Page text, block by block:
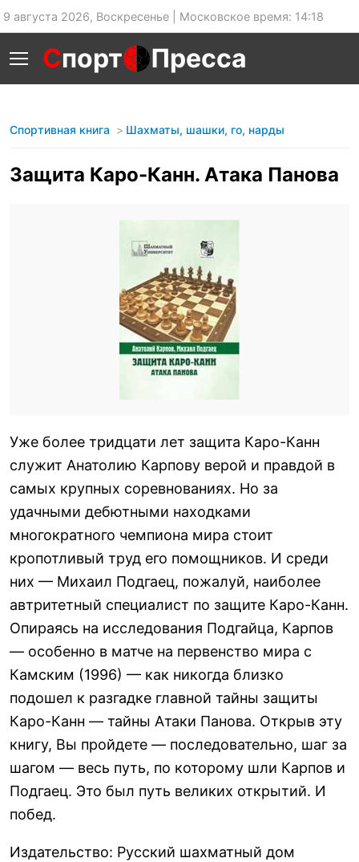
9 августа 2026, Воскресенье | Московское время: 14:18
Спорт Пресса
Спортивная книга Шахматы, шашки, го, нарды
Защита Каро-Канн. Атака Панова
Уже более тридцати лет защита Каро-Канн
служит Анатолию Карпову верой и правдой в
самых крупных соревнованиях. Но за
удачными дебютными находками
многократного чемпиона мира стоит
кропотливый труд его помощников. И среди
них — Михаил Подгаец, пожалуй, наиболее
автритетный специалист по защите Каро-Канн.
Опираясь на исследования Подгайца, Карпов
— особенно в матче на первенство мира с
Камским (1996) — как никогда близко
подошел к разгадке главной тайны защиты
Каро-Канн — тайны Атаки Панова. Открыв эту
книгу, Вы пройдете — последовательно, шаг за
шагом — весь путь, по которому шли Карпов и
Подгаец. Это был путь великих открытий. И
побед.
Издательство: Русский шахматный дом